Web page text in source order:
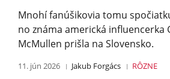
Mnohí fanúšikovia tomu
no známa americká influencerka
McMullen prišla na Slovensko.
11. jún 2026 Jakub Forgács RÔZNE